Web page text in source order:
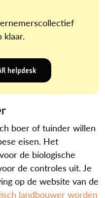
klaar.
helpdesk
boer of tuinder willen
eisen. Het
de biologische
de controles uit. Je
op de website van de
landbouwer worden